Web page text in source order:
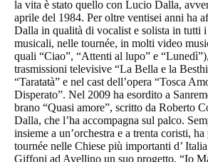
la vita è stato quello con Lucio Dalla,
aprile del 1984. Per oltre ventisei anni ha
Dalla in qualità di vocalist e solista in tutti
musicali, nelle tournée, in molti video
quali “Ciao”, “Attenti al lupo” e
trasmissioni televisive “La Bella e la
“Taratatà” e nel cast dell’opera “Tosca
Disperato”. Nel 2009 ha esordito a
brano “Quasi amore”, scritto da Roberto
Dalla, che l’ha accompagna sul palco.
insieme a un’orchestra e a trenta coristi,
tournée nelle Chiese più importanti d’
Giffoni ad Avellino un suo progetto, “Io